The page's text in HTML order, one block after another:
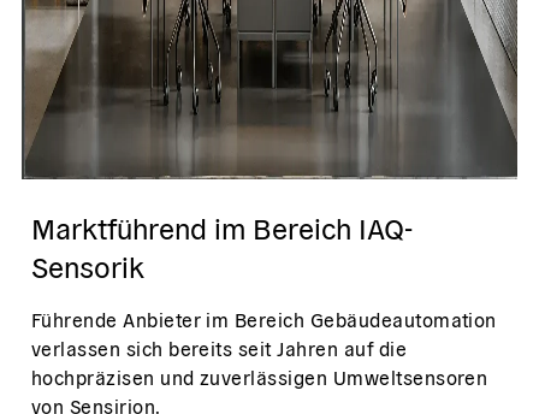
Marktführend im Bereich IAQ-
Sensorik
Führende Anbieter im Bereich Gebäudeautomation
verlassen sich bereits seit Jahren auf die
hochpräzisen und zuverlässigen Umweltsensoren
von Sensirion.